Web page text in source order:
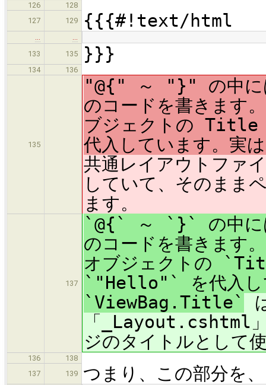
126
128
127
129 {{{#!text/html
…
…
133
135 }}}
134 136
135
"@{" ～ "}" の中に
のコードを書きます
ブジェクトの Title
代入しています。
共通レイアウトファ
していて、そのまま
ます。
137
`@{` ～ `}` の中に
のコードを書きます
オブジェクトの
`"Hello"` を代入し
`ViewBag.Title`
「_Layout.cshtml
ジのタイトルとして
136
138
137
139 つまり、この部分を、